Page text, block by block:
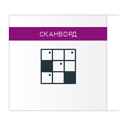
СКАНВОРД